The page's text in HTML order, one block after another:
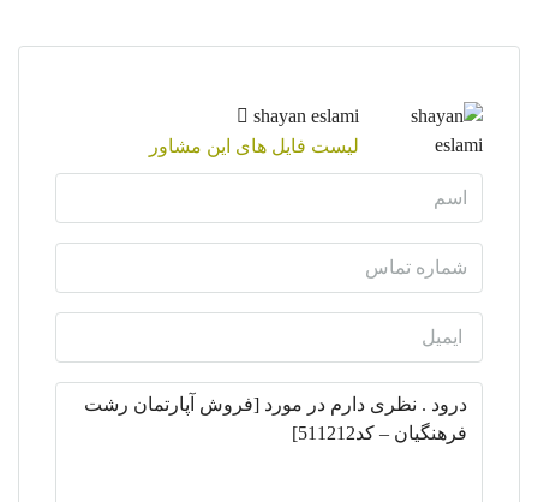
shayan eslami
لیست فایل های این مشاور